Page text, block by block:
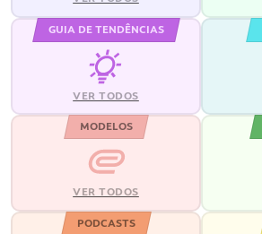
GUIA DE TENDÊNCIAS
VER TODOS
MODELOS
VER TODOS
PODCASTS